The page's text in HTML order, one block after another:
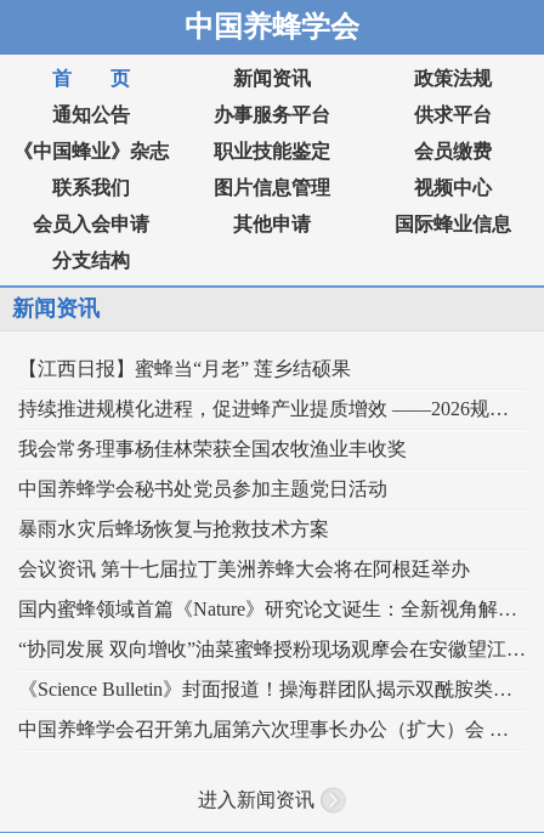
中国养蜂学会
首 页 新闻资讯
政策法规
通知公告
办事服务平台
供求平台
《中国蜂业》杂志
职业技能鉴定
会员缴费
联系我们
图片信息管理
视频中心
会员入会申请
其他申请
国际蜂业信息
分支结构
新闻资讯
【江西日报】蜜蜂当“月老” 莲乡结硕果
持续推进规模化进程，促进蜂产业提质增效 ——2026规模化蜂业交流观摩会在新疆举行
我会常务理事杨佳林荣获全国农牧渔业丰收奖
中国养蜂学会秘书处党员参加主题党日活动
暴雨水灾后蜂场恢复与抢救技术方案
会议资讯 第十七届拉丁美洲养蜂大会将在阿根廷举办
国内蜜蜂领域首篇《Nature》研究论文诞生：全新视角解读蜂王发育的“建筑密码”
“协同发展 双向增收”油菜蜜蜂授粉现场观摩会在安徽望江举办
《Science Bulletin》封面报道！操海群团队揭示双酰胺类杀虫剂影响蜜蜂蜂王生殖
中国养蜂学会召开第九届第六次理事长办公（扩大）会 锚定“十五五” 谋划蜂业高质量发展
进入新闻资讯